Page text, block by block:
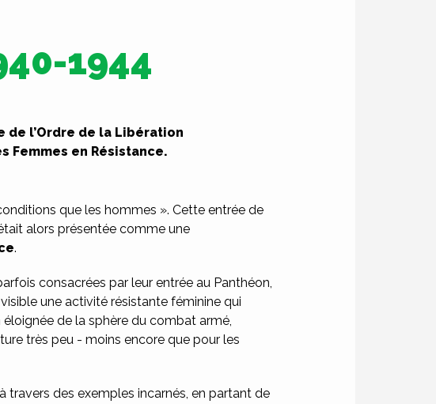
1944
de l’Ordre de la Libération
Femmes en Résistance.
que les hommes ». Cette entrée de
alors présentée comme une
.
consacrées par leur entrée au Panthéon,
une activité résistante féminine qui
éloignée de la sphère du combat armé,
très peu - moins encore que pour les
travers des exemples incarnés, en partant de